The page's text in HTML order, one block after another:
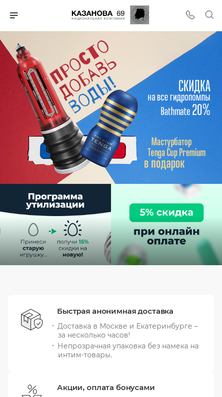
Быстрая анонимная доставка
Доставка в Москве и Екатеринбурге –
за несколько часов!
Непрозрачная упаковка без намека на
интим-товары.
Акции, оплата бонусами